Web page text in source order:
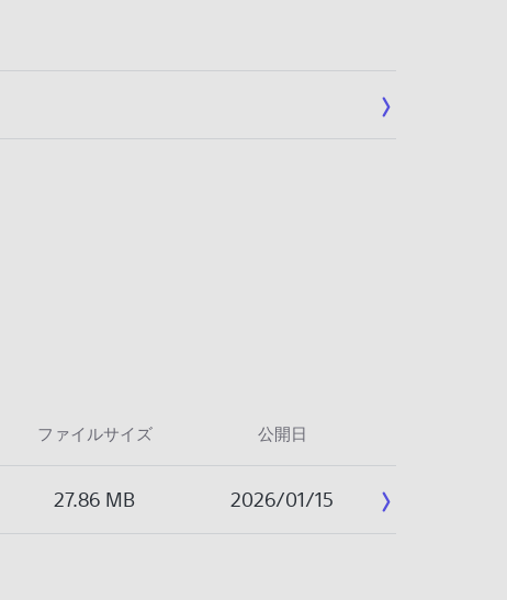
ファイルサイズ 公開日
27.86 MB 2026/01/15